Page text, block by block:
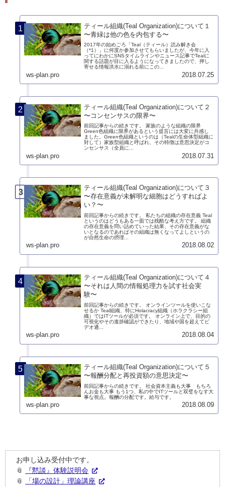
ティール組織(Teal Organization)について１
〜青緑は他の色を内包する〜
2017年の始めごろ「Teal（ティール）読み解き会
（*1）」に何度か参加させてもらいましたが、今年に入
ってにわかにSNSタイムラインやニュース記事でTealに
関する話題が目に入るようになってきましたので、押し
寄せる情報洪水に溺れる前にこの...
ws-plan.pro 2018.07.25
ティール組織(Teal Organization)について２
〜コンセンサスの限界〜
前回記事からの続きです。 家族のような組織の限界
Green色組織に限界があるという提言には大変に共感し
ました。Green色組織というのは（Tealの生命体型組織に
対して）家族型組織と呼ばれ、その特徴は意思決定がコ
ンセンサス（全員に...
ws-plan.pro 2018.07.31
ティール組織(Teal Organization)について３
〜存在意義が未解明な細胞はどうすればよ
い？〜
前回記事からの続きです。 私たちの組織の存在意義 Teal
というのはどうもある一面では残酷な考え方です。 組織
の存在意義を問い詰めていった結果、その存在意義がな
いとなるのであればその組織は無くなってよしというの
が自然生命の摂理...
ws-plan.pro 2018.08.02
ティール組織(Teal Organization)について４
〜それは人間の情報処理力を試す社会実
験〜
前回記事からの続きです。 オンラインツールを使いこな
せるか Teal組織、特にHolacracy組織（ホラクラシー組
織）ではITツールが必須です。 オンライン上で、目的の
可視化やその進捗確認ができたり、地域や国を超えてビ
デオ通...
ws-plan.pro 2018.08.04
ティール組織(Teal Organization)について５
〜報酬分配と再投資額の意思決定〜
前回記事からの続きです。 社会資本主義も大事 もちろ
んお金も大事 もう1つ、私の中でITツールと双璧をなす大
事な視点。報酬の分配です。給与です。
ws-plan.pro 2018.08.09
お申し込み受付中です。
📎
『黙談』体験説明会
📎
「場の設計」理論講座